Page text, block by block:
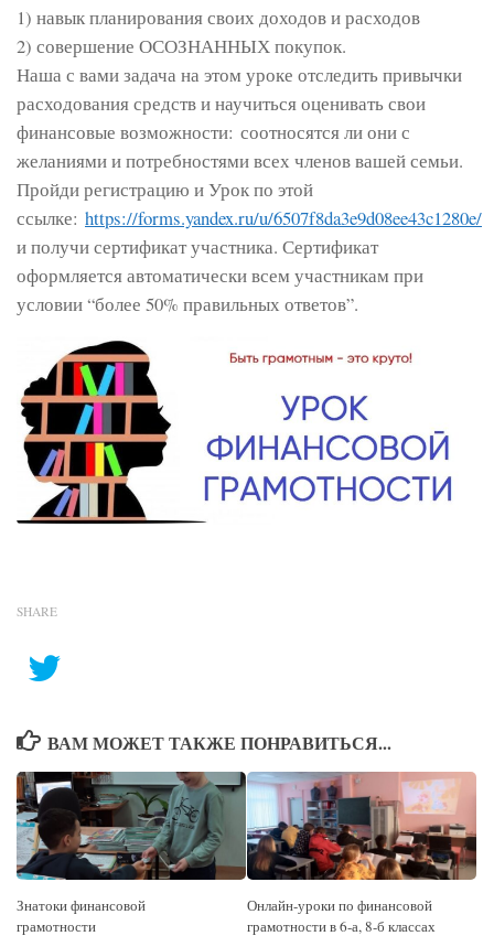
1) навык планирования своих доходов и расходов
2) совершение ОСОЗНАННЫХ покупок.
Наша с вами задача на этом уроке отследить привычки
расходования средств и научиться оценивать свои
финансовые возможности: соотносятся ли они с
желаниями и потребностями всех членов вашей семьи.
Пройди регистрацию и Урок по этой
ссылке: https://forms.yandex.ru/u/6507f8da3e9d08ee43c1280e/
и получи сертификат участника. Сертификат
оформляется автоматически всем участникам при
условии “более 50% правильных ответов”.
SHARE
ВАМ МОЖЕТ ТАКЖЕ ПОНРАВИТЬСЯ...
Знатоки финансовой
грамотности
Онлайн-уроки по финансовой
грамотности в 6-а, 8-б классах